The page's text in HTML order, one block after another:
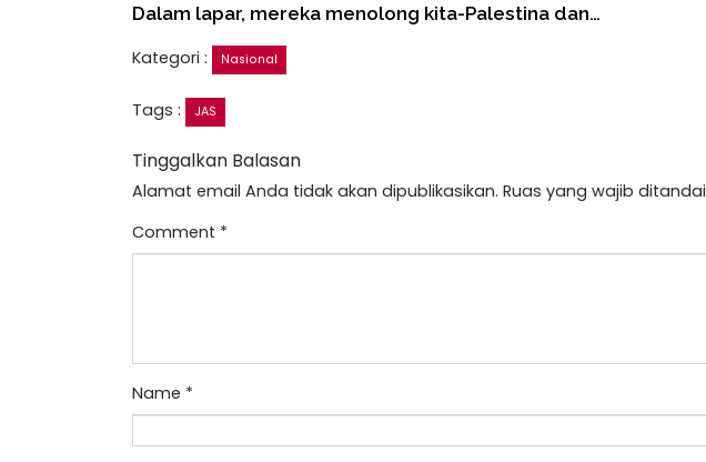
Dalam lapar, mereka menolong kita-Palestina dan…
Kategori :
Nasional
Tags : JAS
Tinggalkan Balasan
Alamat email Anda tidak akan dipublikasikan. Ruas yang wajib ditandai
Comment *
Name *